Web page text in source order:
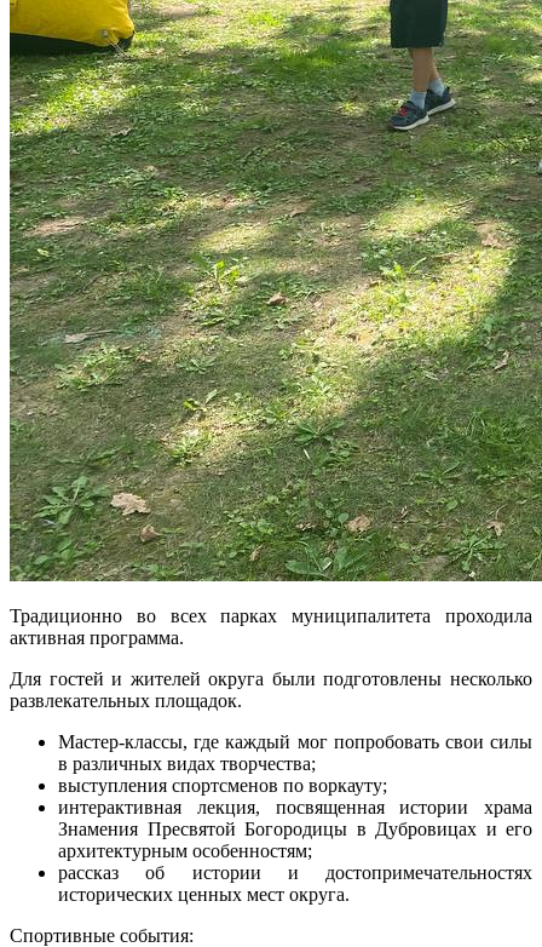
Традиционно во всех парках муниципалитета проходила
активная программа.
Для гостей и жителей округа были подготовлены несколько
развлекательных площадок.
Мастер-классы, где каждый мог попробовать свои силы
в различных видах творчества;
выступления спортсменов по воркауту;
интерактивная лекция, посвященная истории храма
Знамения Пресвятой Богородицы в Дубровицах и его
архитектурным особенностям;
рассказ об истории и достопримечательностях
исторических ценных мест округа.
Спортивные события: